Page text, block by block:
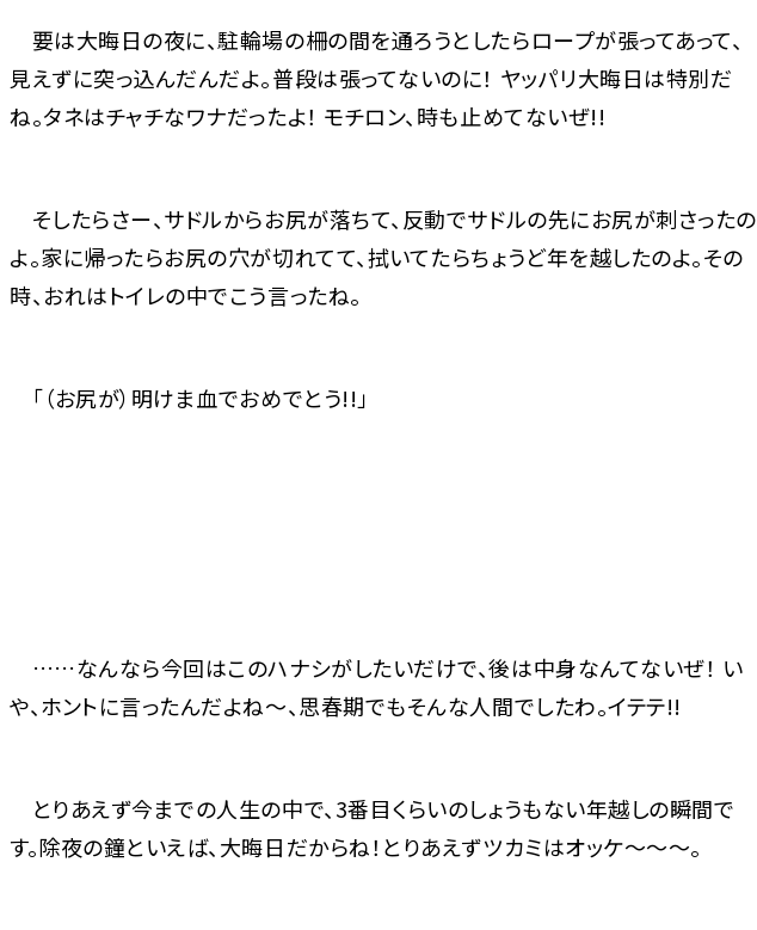
要は大晦日の夜に、駐輪場の柵の間を通ろうとしたらロープが張ってあって、
見えずに突っ込んだんだよ。普段は張ってないのに！ ヤッパリ大晦日は特別だ
ね。タネはチャチなワナだったよ！ モチロン、時も止めてないぜ!!
そしたらさー、サドルからお尻が落ちて、反動でサドルの先にお尻が刺さったの
よ。家に帰ったらお尻の穴が切れてて、拭いてたらちょうど年を越したのよ。その
時、おれはトイレの中でこう言ったね。
「（お尻が）明けま血でおめでとう!!」
……なんなら今回はこのハナシがしたいだけで、後は中身なんてないぜ！ い
や、ホントに言ったんだよね～、思春期でもそんな人間でしたわ。イテテ!!
とりあえず今までの人生の中で、3番目くらいのしょうもない年越しの瞬間で
す。除夜の鐘といえば、大晦日だからね！とりあえずツカミはオッケ～～～。